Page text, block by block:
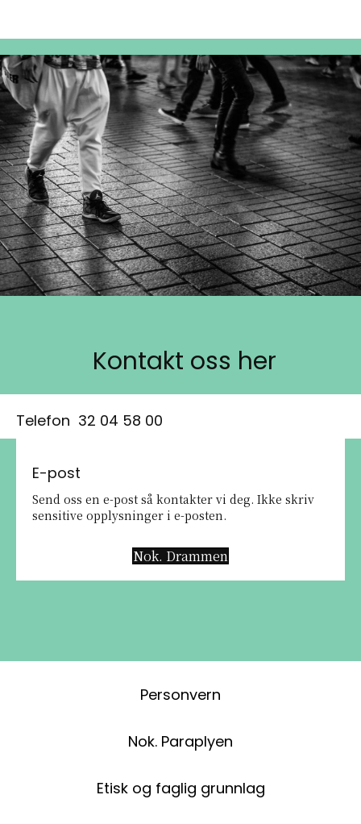
Kontakt oss her
Telefon 32 04 58 00
E-post
Send oss en e-post så kontakter vi deg. Ikke skriv
sensitive opplysninger i e-posten.
Nok. Drammen
Personvern
Nok. Paraplyen
Etisk og faglig grunnlag